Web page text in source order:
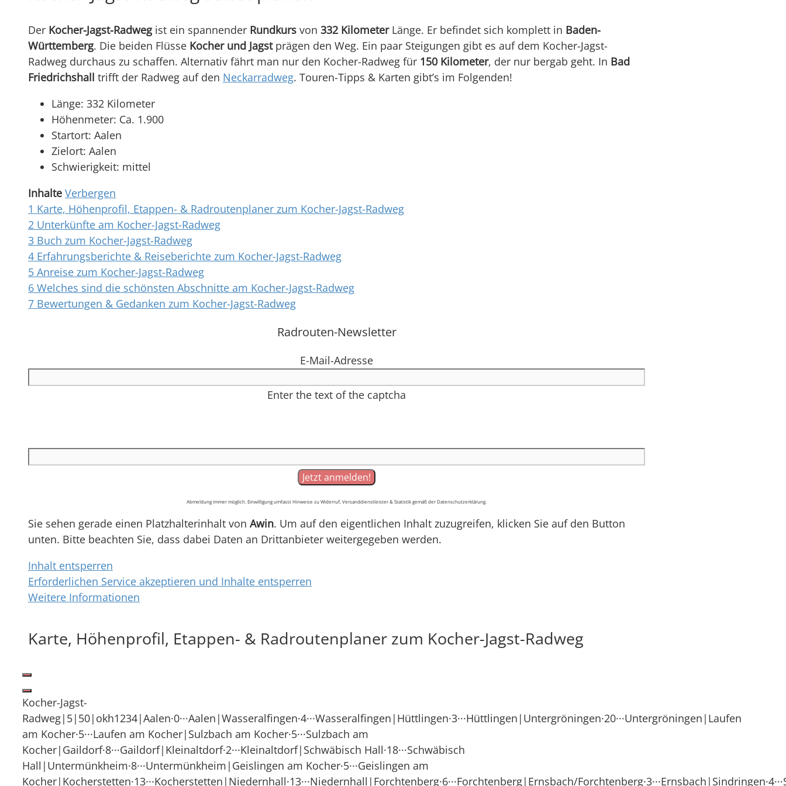
Der Kocher-Jagst-Radwegist ein spannender Rundkurs von 332 KilometerLänge. Er befindet sich komplett in Baden-
Württemberg. Die beiden Flüsse Kocher und Jagstprägen den Weg. Ein paar Steigungen gibt es auf dem Kocher-Jagst-
Radweg durchaus zu schaffen. Alternativ fährt man nur den Kocher-Radweg für 150 Kilometer, der nur bergab geht. In Bad
Friedrichshall trifft der Radweg auf den Neckarradweg. Touren-Tipps & Karten gibt’s im Folgenden!
Länge: 332 Kilometer
Höhenmeter: Ca. 1.900
Startort: Aalen
Zielort: Aalen
Schwierigkeit: mittel
Inhalte Verbergen
1 Karte, Höhenprofil, Etappen- & Radroutenplaner zum Kocher-Jagst-Radweg
2 Unterkünfte am Kocher-Jagst-Radweg
3 Buch zum Kocher-Jagst-Radweg
4 Erfahrungsberichte & Reiseberichte zum Kocher-Jagst-Radweg
5 Anreise zum Kocher-Jagst-Radweg
6 Welches sind die schönsten Abschnitte am Kocher-Jagst-Radweg
7 Bewertungen & Gedanken zum Kocher-Jagst-Radweg
Radrouten-Newsletter
E-Mail-Adresse
Enter the text of the captcha
Abmeldung immer möglich. Einwilligung umfasst Hinweise zu Widerruf, Versanddienstleister & Statistik gemäß der Datenschutzerklärung.
Sie sehen gerade einen Platzhalterinhalt von Awin. Um auf den eigentlichen Inhalt zuzugreifen, klicken Sie auf den Button
unten. Bitte beachten Sie, dass dabei Daten an Drittanbieter weitergegeben werden.
Inhalt entsperren
Erforderlichen Service akzeptieren und Inhalte entsperren
Weitere Informationen
Karte, Höhenprofil, Etappen- & Radroutenplaner zum Kocher-Jagst-Radweg
Kocher-Jagst-
Radweg|5|50|okh1234|Aalen·0···Aalen|Wasseralfingen·4···Wasseralfingen|Hüttlingen·3···Hüttlingen|Untergröningen·20···Untergröningen|Laufen
am Kocher·5···Laufen am Kocher|Sulzbach am Kocher·5···Sulzbach am
Kocher|Gaildorf·8···Gaildorf|Kleinaltdorf·2···Kleinaltdorf|Schwäbisch Hall·18···Schwäbisch
Hall|Untermünkheim·8···Untermünkheim|Geislingen am Kocher·5···Geislingen am
Kocher|Kocherstetten·13···Kocherstetten|Niedernhall·13···Niedernhall|Forchtenberg·6···Forchtenberg|Ernsbach/